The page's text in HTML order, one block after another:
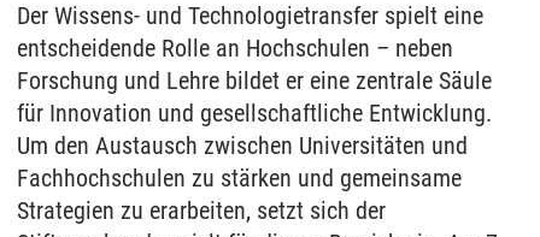
Der Wissens- und Technologietransfer spielt eine
entscheidende Rolle an Hochschulen – neben
Forschung und Lehre bildet er eine zentrale Säule
für Innovation und gesellschaftliche Entwicklung.
Um den Austausch zwischen Universitäten und
Fachhochschulen zu stärken und gemeinsame
Strategien zu erarbeiten, setzt sich der